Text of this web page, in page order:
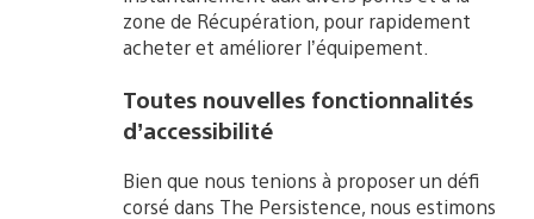
zone de Récupération, pour rapidement
acheter et améliorer l’équipement.
Toutes nouvelles fonctionnalités
d’accessibilité
Bien que nous tenions à proposer un défi
corsé dans The Persistence, nous estimons